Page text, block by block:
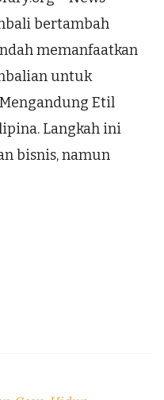
bertambah
memanfaatkan
untuk
Etil
Langkah ini
bisnis, namun